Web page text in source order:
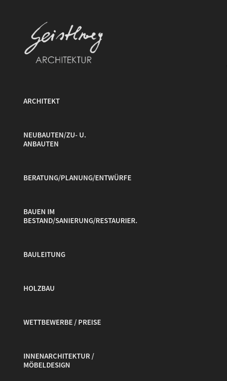
ARCHITEKT
NEUBAUTEN/ZU- U.
ANBAUTEN
BERATUNG/PLANUNG/ENTWÜRFE
BAUEN IM
BESTAND/SANIERUNG/RESTAURIER.
BAULEITUNG
HOLZBAU
WETTBEWERBE / PREISE
INNENARCHITEKTUR /
MÖBELDESIGN